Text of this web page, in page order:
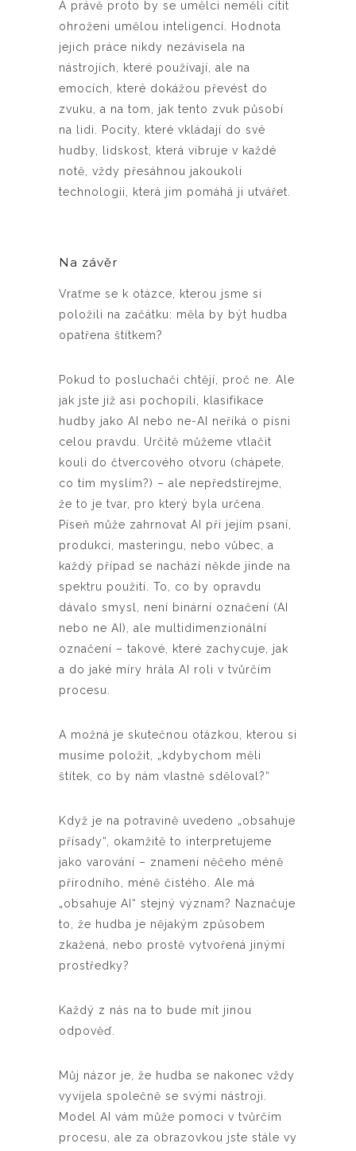
A právě proto by se umělci neměli cítit
ohroženi umělou inteligencí. Hodnota
jejich práce nikdy nezávisela na
nástrojích, které používají, ale na
emocích, které dokážou převést do
zvuku, a na tom, jak tento zvuk působí
na lidi. Pocity, které vkládají do své
hudby, lidskost, která vibruje v každé
notě, vždy přesáhnou jakoukoli
technologii, která jim pomáhá ji utvářet.
Na závěr
Vraťme se k otázce, kterou jsme si
položili na začátku: měla by být hudba
opatřena štítkem?
Pokud to posluchači chtějí, proč ne. Ale
jak jste již asi pochopili, klasifikace
hudby jako AI nebo ne-AI neříká o písni
celou pravdu. Určitě můžeme vtlačit
kouli do čtvercového otvoru (chápete,
co tím myslím?) – ale nepředstírejme,
že to je tvar, pro který byla určena.
Píseň může zahrnovat AI při jejím psaní,
produkci, masteringu, nebo vůbec, a
každý případ se nachází někde jinde na
spektru použití. To, co by opravdu
dávalo smysl, není binární označení (AI
nebo ne AI), ale multidimenzionální
označení – takové, které zachycuje, jak
a do jaké míry hrála AI roli v tvůrčím
procesu.
A možná je skutečnou otázkou, kterou si
musíme položit, „kdybychom měli
štítek, co by nám vlastně sděloval?“
Když je na potravině uvedeno „obsahuje
přísady“, okamžitě to interpretujeme
jako varování – znamení něčeho méně
přírodního, méně čistého. Ale má
„obsahuje AI“ stejný význam? Naznačuje
to, že hudba je nějakým způsobem
zkažená, nebo prostě vytvořená jinými
prostředky?
Každý z nás na to bude mít jinou
odpověď.
Můj názor je, že hudba se nakonec vždy
vyvíjela společně se svými nástroji.
Model AI vám může pomoci v tvůrčím
procesu, ale za obrazovkou jste stále vy